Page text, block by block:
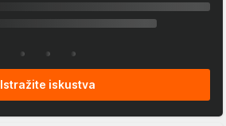
Istražite iskustva